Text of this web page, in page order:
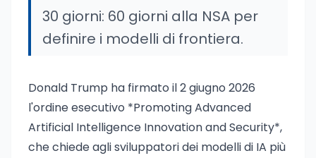
30 giorni: 60 giorni alla NSA per
definire i modelli di frontiera.
Donald Trump ha firmato il 2 giugno 2026
l'ordine esecutivo *Promoting Advanced
Artificial Intelligence Innovation and Security*,
che chiede agli sviluppatori dei modelli di IA più